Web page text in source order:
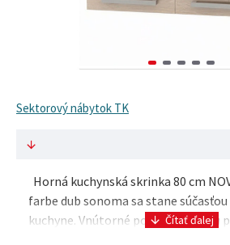
Sektorový nábytok TK
Horná kuchynská skrinka 80 cm
farbe dub sonoma sa stane súčasťou
kuchyne. Vnútorné police rozdeľujú